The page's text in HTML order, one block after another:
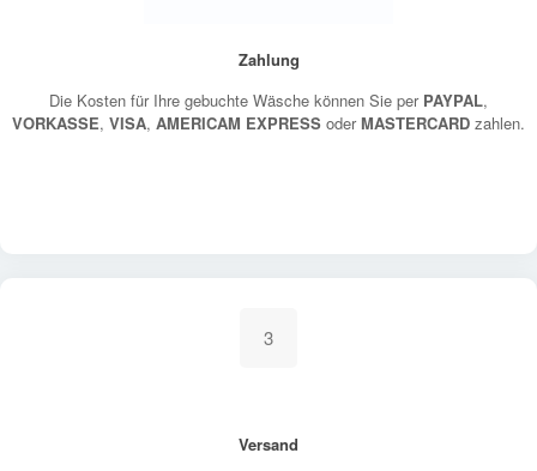
Zahlung
Die Kosten für Ihre gebuchte Wäsche können Sie per PAYPAL,
VORKASSE, VISA, AMERICAM EXPRESS oderMASTERCARD zahlen.
3
Versand